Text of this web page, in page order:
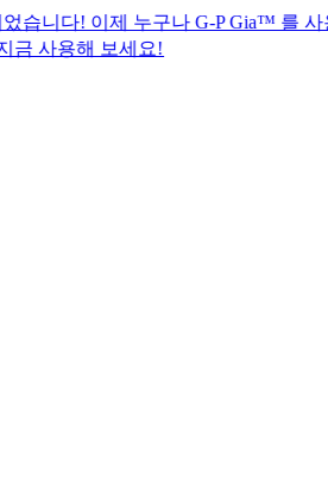
제 누구나 G-P Gia™ 를 사용할 수
보세요!​​